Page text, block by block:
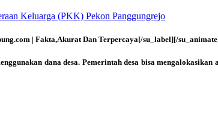
Keluarga (PKK) Pekon Panggungrejo
| Fakta,Akurat Dan Terpercaya[/su_label][/
dana desa. Pemerintah desa bisa